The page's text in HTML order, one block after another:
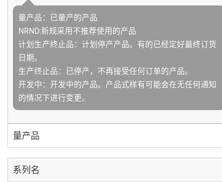
量产品：已量产的产品
NRND:新规采用不推荐使用的产品
计划生产终止品：计划停产产品。有的已经定好最终订货
日期。
生产终止品：已停产，不再接受任何订单的产品。
开发中：开发中的产品。产品式样有可能会在无任何通知
的情况下进行变更。
量产品
系列名